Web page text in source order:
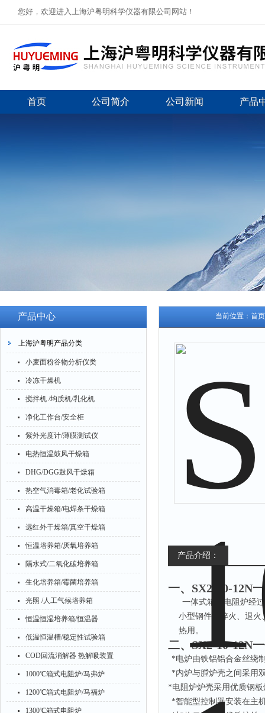
您好，欢迎进入上海沪粤明科学仪器有限公司网站！
首页 公司简介 公司新闻 产品
产品中心
上海沪粤明产品分类
小麦面粉谷物分析仪类
冷冻干燥机
搅拌机 /均质机/乳化机
净化工作台/安全柜
紫外光度计/薄膜测试仪
电热恒温鼓风干燥箱
DHG/DGG鼓风干燥箱
热空气消毒箱/老化试验箱
高温干燥箱/电焊条干燥箱
远红外干燥箱/真空干燥箱
恒温培养箱/厌氧培养箱
隔水式/二氧化碳培养箱
生化培养箱/霉菌培养箱
光照 /人工气候培养箱
恒温恒湿培养箱/恒温器
低温恒温槽/稳定性试验箱
COD回流消解器 热解吸装置
1000℃箱式电阻炉/马弗炉
1200℃箱式电阻炉/马福炉
1300℃箱式电阻炉
当前位置： 首页
产品介绍：
一、 SX2-10-12N
一体式箱式电阻炉经
小型钢件的淬火、退火
热用。
二、SX2-10-12N
*电炉由铁铝铝合金丝绕
*内炉与膛炉壳之间采用
*电阻炉炉壳采用优质钢
*智能型控制器安装在主